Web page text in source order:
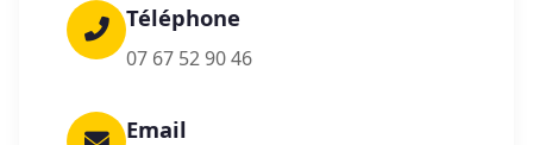
Téléphone
07 67 52 90 46
Email